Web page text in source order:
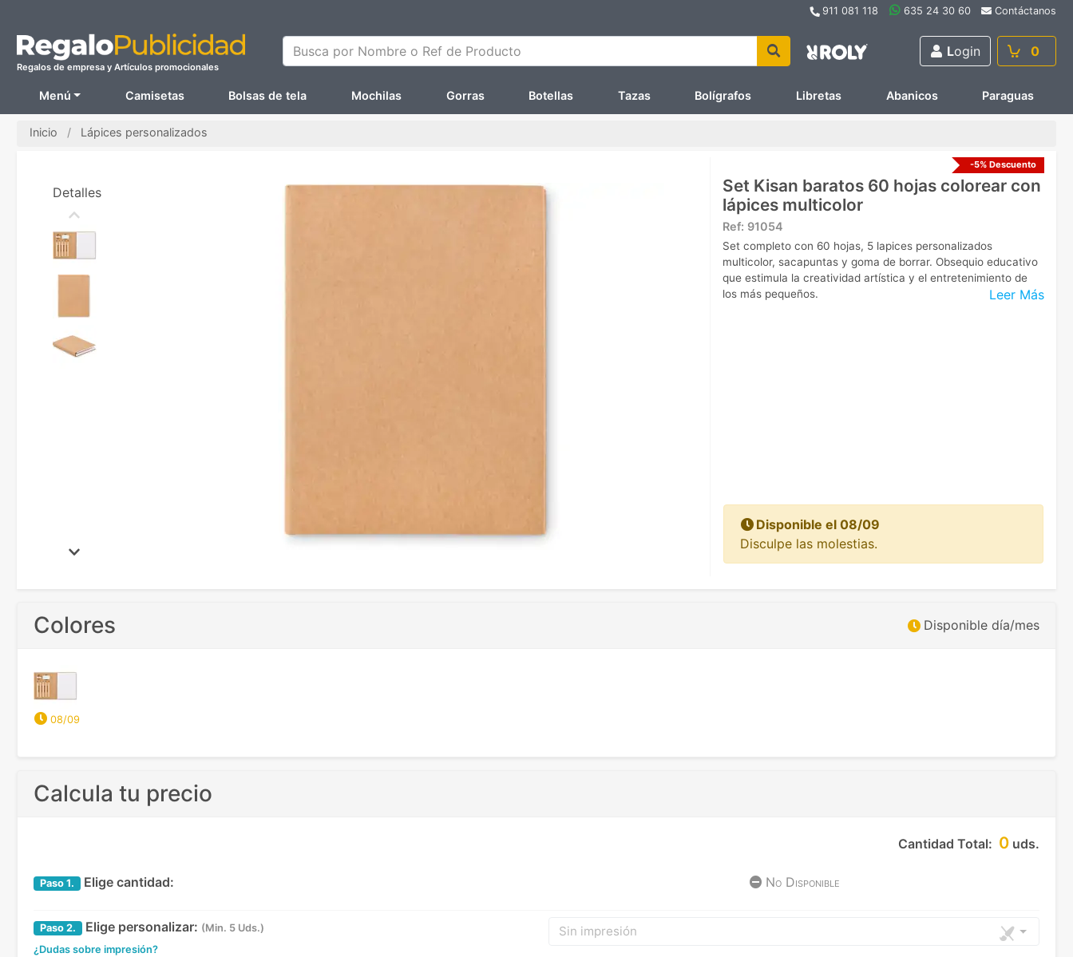
911 081 118 635 24 30 60 Contáctanos
Regalos de empresa y Artículos promocionales
Busca por Nombre o Ref de Producto Login 0
Menú Camisetas Bolsas de tela Mochilas Gorras Botellas Tazas Bolígrafos Libretas Abanicos Paraguas
Inicio Lápices personalizados
-5% Descuento
Set Kisan baratos 60 hojas colorear con
lápices multicolor
Ref: 91054
Leer Más
Set completo con 60 hojas, 5 lapices personalizados
multicolor, sacapuntas y goma de borrar. Obsequio educativo
que estimula la creatividad artística y el entretenimiento de
los más pequeños.
Disponible el 08/09
Disculpe las molestias.
Detalles
Colores Disponible día/mes
08/09
Calcula tu precio
Cantidad Total: 0 uds.
Paso 1. Elige cantidad: No Disponible
Paso 2. Elige personalizar: (Min. 5 Uds.)
¿Dudas sobre impresión?
Sin impresión